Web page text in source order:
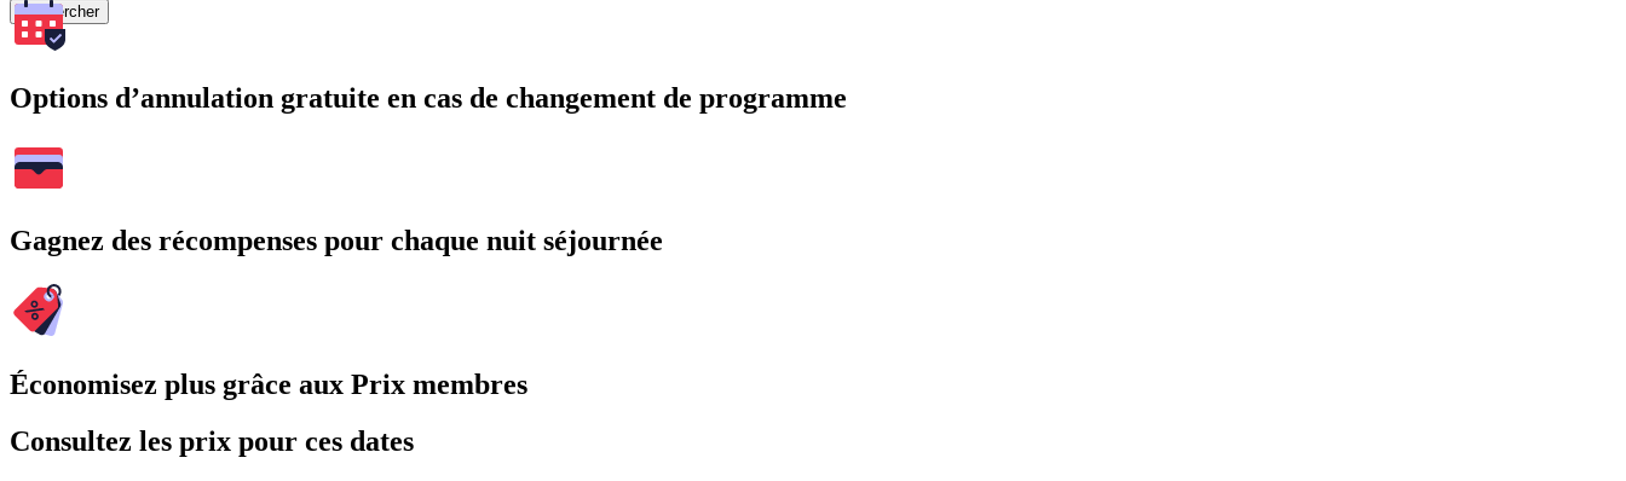
Rechercher
Options d’annulation gratuite en cas de changement de programme
Gagnez des récompenses pour chaque nuit séjournée
Économisez plus grâce aux Prix membres
Consultez les prix pour ces dates